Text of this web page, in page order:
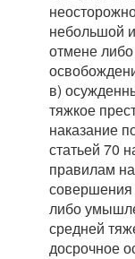
небольшой
отмене
в)
тяжкое
наказание
статьей 70
правилам
совершения
либо
средней
досрочное